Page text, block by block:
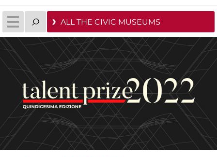
ALL THE CIVIC MUSEUMS